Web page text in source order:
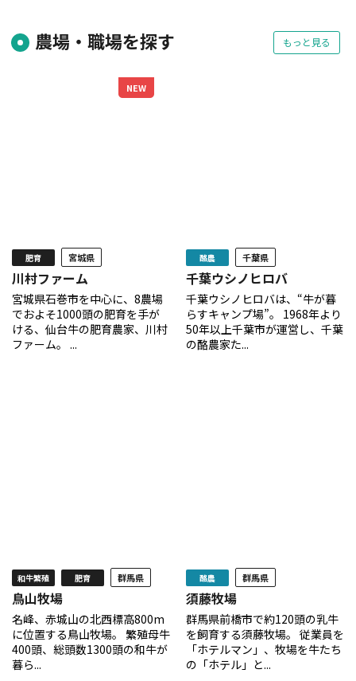
農場・職場を探す もっと見る
NEW
肥育 宮城県
川村ファーム
宮城県石巻市を中心に、8農場
でおよそ1000頭の肥育を手が
ける、仙台牛の肥育農家、川村
ファーム。 ...
酪農 千葉県
千葉ウシノヒロバ
千葉ウシノヒロバは、“牛が暮
らすキャンプ場”。 1968年より
50年以上千葉市が運営し、千葉
の酪農家た...
和牛繁殖 肥育 群馬県
鳥山牧場
名峰、赤城山の北西標高800m
に位置する鳥山牧場。 繁殖母牛
400頭、総頭数1300頭の和牛が
暮ら...
酪農 群馬県
須藤牧場
群馬県前橋市で約120頭の乳牛
を飼育する須藤牧場。 従業員を
「ホテルマン」、牧場を牛たち
の「ホテル」と...